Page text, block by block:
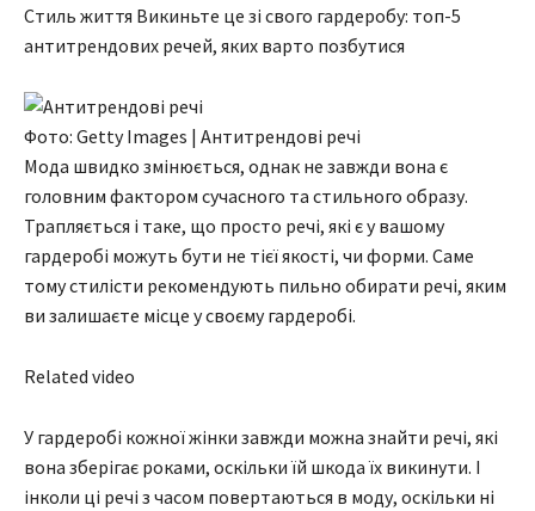
Стиль життя Викиньте це зі свого гардеробу: топ-5
антитрендових речей, яких варто позбутися
Фото: Getty Images | Антитрендові речі
Мода швидко змінюється, однак не завжди вона є
головним фактором сучасного та стильного образу.
Трапляється і таке, що просто речі, які є у вашому
гардеробі можуть бути не тієї якості, чи форми. Саме
тому стилісти рекомендують пильно обирати речі, яким
ви залишаєте місце у своєму гардеробі.
Related video
У гардеробі кожної жінки завжди можна знайти речі, які
вона зберігає роками, оскільки їй шкода їх викинути. І
інколи ці речі з часом повертаються в моду, оскільки ні